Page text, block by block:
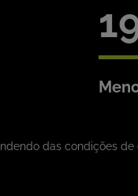
das condições de